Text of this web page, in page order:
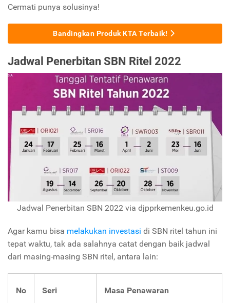
Cermati punya solusinya!
Bandingkan Produk KTA Terbaik!
Jadwal Penerbitan SBN Ritel 2022
Jadwal Penerbitan SBN 2022 via djpprkemenkeu.go.id
Agar kamu bisa melakukan investasi di SBN ritel tahun ini
tepat waktu, tak ada salahnya catat dengan baik jadwal
dari masing-masing SBN ritel, antara lain:
No Seri Masa Penawaran